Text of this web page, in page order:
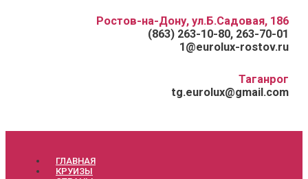
Ростов-на-Дону, ул.Б.Садовая, 186
(863) 263-10-80, 263-70-01
1@eurolux-rostov.ru
Таганрог
tg.eurolux@gmail.com
ГЛАВНАЯ
КРУИЗЫ